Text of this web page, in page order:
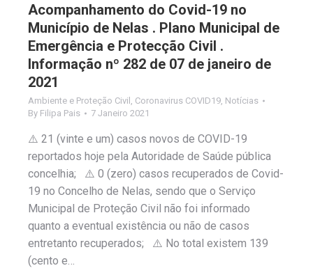
Acompanhamento do Covid-19 no
Município de Nelas . Plano Municipal de
Emergência e Protecção Civil .
Informação nº 282 de 07 de janeiro de
2021
Ambiente e Proteção Civil Coronavirus COVID19 Notícias
By Filipa Pais 7 Janeiro 2021
⚠️ 21 (vinte e um) casos novos de COVID-19
reportados hoje pela Autoridade de Saúde pública
concelhia; ⚠️ 0 (zero) casos recuperados de Covid-
19 no Concelho de Nelas, sendo que o Serviço
Municipal de Proteção Civil não foi informado
quanto a eventual existência ou não de casos
entretanto recuperados; ⚠️ No total existem 139
(cento e…